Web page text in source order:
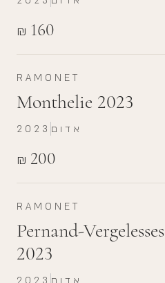
₪ 160
RAMONET
Monthelie 2023
₪ 200
2023 אדום
RAMONET
Pernand-
2023
2023 אדום